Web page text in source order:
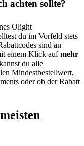
achten sollte?
Olight
du im Vorfeld stets
sind an
einem Klick aufmehr
du alle
Mindestbestellwert,
oder ob der Rabatt